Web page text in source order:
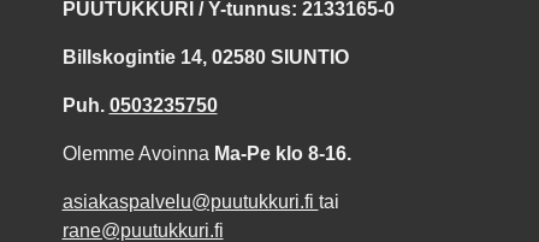
PUUTUKKURI / Y-tunnus: 2133165-0
Billskogintie 14, 02580 SIUNTIO
Puh. 0503235750
Olemme Avoinna Ma-Pe klo 8-16.
asiakaspalvelu@puutukkuri.fi tai
rane@puutukkuri.fi